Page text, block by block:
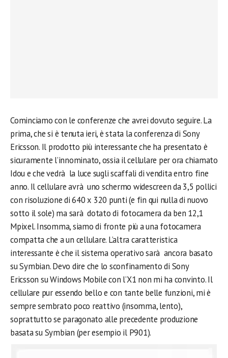
Cominciamo con le conferenze che avrei dovuto seguire. La
prima, che si è tenuta ieri, è stata la conferenza di Sony
Ericsson. Il prodotto più interessante che ha presentato è
sicuramente l’innominato, ossia il cellulare per ora chiamato
Idou e che vedrà la luce sugli scaffali di vendita entro fine
anno. Il cellulare avrà uno schermo widescreen da 3,5 pollici
con risoluzione di 640 x 320 punti (e fin qui nulla di nuovo
sotto il sole) ma sarà dotato di fotocamera da ben 12,1
Mpixel. Insomma, siamo di fronte più a una fotocamera
compatta che a un cellulare. L’altra caratteristica
interessante è che il sistema operativo sarà ancora basato
su Symbian. Devo dire che lo sconfinamento di Sony
Ericsson su Windows Mobile con l’X1 non mi ha convinto. Il
cellulare pur essendo bello e con tante belle funzioni, mi è
sempre sembrato poco reattivo (insomma, lento),
soprattutto se paragonato alle precedente produzione
basata su Symbian (per esempio il P901).